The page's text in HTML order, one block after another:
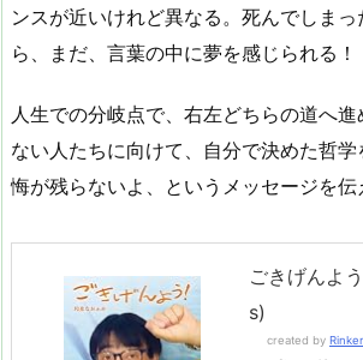
ンスが近いけれど異なる。死んでしま
ら、まだ、言葉の中に夢を感じられる！
人生での分岐点で、右左どちらの道へ
ない人たちに向けて、自分で決めた哲
悔が残らないよ、というメッセージを伝
ごきげんよ
s)
created by Rinker